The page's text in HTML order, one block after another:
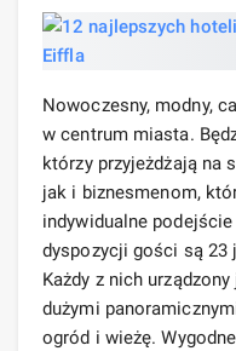
Nowoczesny, modny,
w centrum miasta.
którzy przyjeżdżają na
jak i biznesmenom,
indywidualne
dyspozycji gości są 23
Każdy z nich
dużymi
ogród i wieżę.